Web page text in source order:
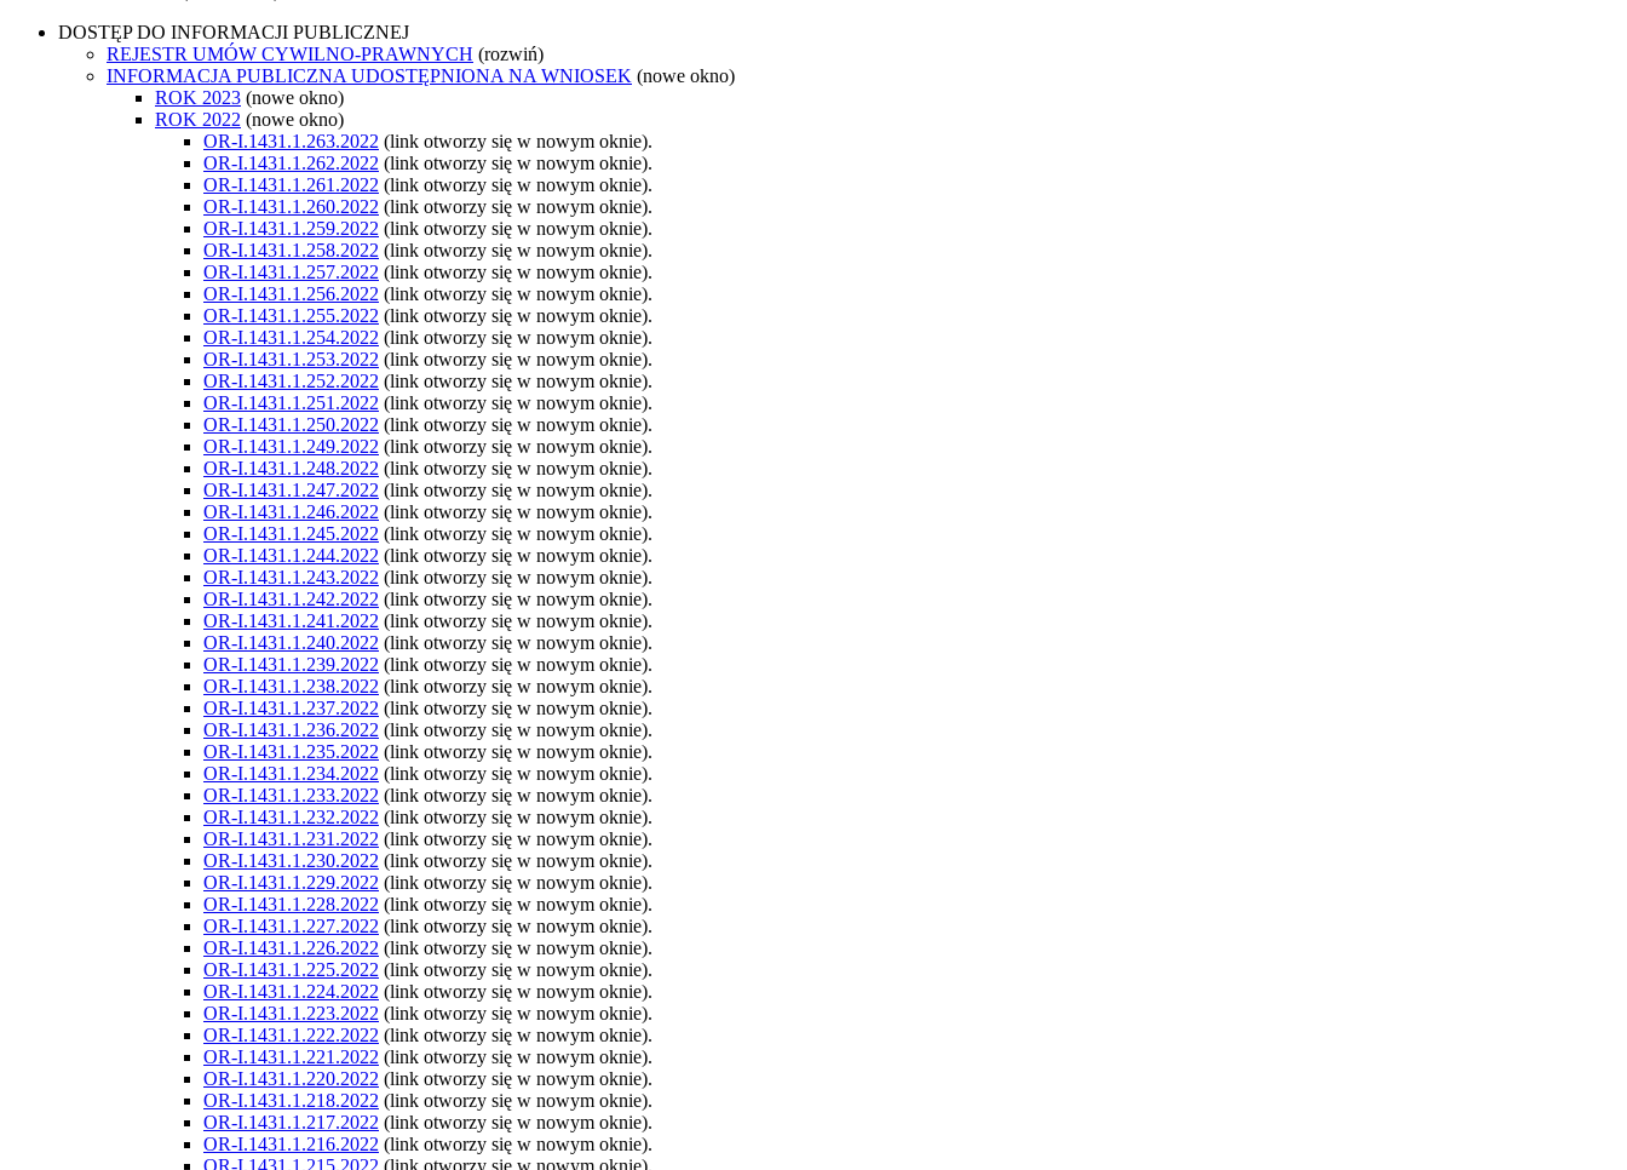
DOSTĘP DO INFORMACJI PUBLICZNEJ
REJESTR UMÓW CYWILNO-PRAWNYCH (rozwiń)
INFORMACJA PUBLICZNA UDOSTĘPNIONA NA WNIOSEK (nowe okno)
ROK 2023 (nowe okno)
ROK 2022 (nowe okno)
OR-I.1431.1.263.2022 (link otworzy się w nowym oknie).
OR-I.1431.1.262.2022 (link otworzy się w nowym oknie).
OR-I.1431.1.261.2022 (link otworzy się w nowym oknie).
OR-I.1431.1.260.2022 (link otworzy się w nowym oknie).
OR-I.1431.1.259.2022 (link otworzy się w nowym oknie).
OR-I.1431.1.258.2022 (link otworzy się w nowym oknie).
OR-I.1431.1.257.2022 (link otworzy się w nowym oknie).
OR-I.1431.1.256.2022 (link otworzy się w nowym oknie).
OR-I.1431.1.255.2022 (link otworzy się w nowym oknie).
OR-I.1431.1.254.2022 (link otworzy się w nowym oknie).
OR-I.1431.1.253.2022 (link otworzy się w nowym oknie).
OR-I.1431.1.252.2022 (link otworzy się w nowym oknie).
OR-I.1431.1.251.2022 (link otworzy się w nowym oknie).
OR-I.1431.1.250.2022 (link otworzy się w nowym oknie).
OR-I.1431.1.249.2022 (link otworzy się w nowym oknie).
OR-I.1431.1.248.2022 (link otworzy się w nowym oknie).
OR-I.1431.1.247.2022 (link otworzy się w nowym oknie).
OR-I.1431.1.246.2022 (link otworzy się w nowym oknie).
OR-I.1431.1.245.2022 (link otworzy się w nowym oknie).
OR-I.1431.1.244.2022 (link otworzy się w nowym oknie).
OR-I.1431.1.243.2022 (link otworzy się w nowym oknie).
OR-I.1431.1.242.2022 (link otworzy się w nowym oknie).
OR-I.1431.1.241.2022 (link otworzy się w nowym oknie).
OR-I.1431.1.240.2022 (link otworzy się w nowym oknie).
OR-I.1431.1.239.2022 (link otworzy się w nowym oknie).
OR-I.1431.1.238.2022 (link otworzy się w nowym oknie).
OR-I.1431.1.237.2022 (link otworzy się w nowym oknie).
OR-I.1431.1.236.2022 (link otworzy się w nowym oknie).
OR-I.1431.1.235.2022 (link otworzy się w nowym oknie).
OR-I.1431.1.234.2022 (link otworzy się w nowym oknie).
OR-I.1431.1.233.2022 (link otworzy się w nowym oknie).
OR-I.1431.1.232.2022 (link otworzy się w nowym oknie).
OR-I.1431.1.231.2022 (link otworzy się w nowym oknie).
OR-I.1431.1.230.2022 (link otworzy się w nowym oknie).
OR-I.1431.1.229.2022 (link otworzy się w nowym oknie).
OR-I.1431.1.228.2022 (link otworzy się w nowym oknie).
OR-I.1431.1.227.2022 (link otworzy się w nowym oknie).
OR-I.1431.1.226.2022 (link otworzy się w nowym oknie).
OR-I.1431.1.225.2022 (link otworzy się w nowym oknie).
OR-I.1431.1.224.2022 (link otworzy się w nowym oknie).
OR-I.1431.1.223.2022 (link otworzy się w nowym oknie).
OR-I.1431.1.222.2022 (link otworzy się w nowym oknie).
OR-I.1431.1.221.2022 (link otworzy się w nowym oknie).
OR-I.1431.1.220.2022 (link otworzy się w nowym oknie).
OR-I.1431.1.218.2022 (link otworzy się w nowym oknie).
OR-I.1431.1.217.2022 (link otworzy się w nowym oknie).
OR-I.1431.1.216.2022 (link otworzy się w nowym oknie).
OR-I.1431.1.215.2022 (link otworzy się w nowym oknie).